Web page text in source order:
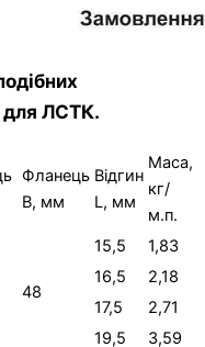
для ЛСТК.
Фланець
B, мм
Відгин
L, мм
Маса,
кг/
м.п.
48
15,5
1,83
16,5
2,18
17,5
2,71
19,5 3,59